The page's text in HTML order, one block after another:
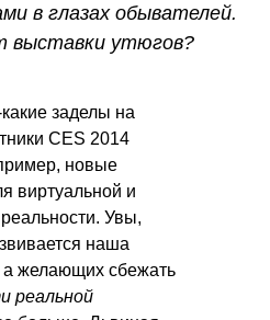
в глазах обывателей.
выставки утюгов?
заделы на
CES 2014
новые
виртуальной и
Увы,
наша
а желающих сбежать
реальной